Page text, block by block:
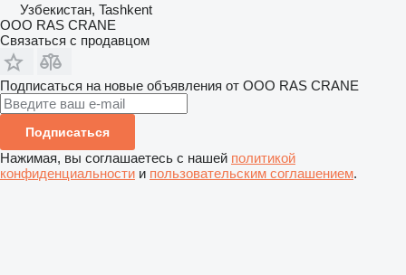
Узбекистан, Tashkent
ООО RAS CRANE
Связаться с продавцом
Подписаться на новые объявления от ООО RAS CRANE
Подписаться
Нажимая, вы соглашаетесь с нашей политикой
конфиденциальности и пользовательским соглашением.